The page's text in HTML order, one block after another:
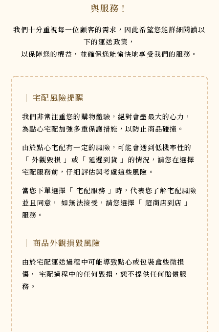
與服務！
我們十分重視每一位顧客的需求，因此希望您能詳細閱讀以
下的運送政策，
以保障您的權益，並確保您能愉快地享受我們的服務。
｜ 宅配風險提醒
我們非常注重您的購物體驗，絕對會盡最大的心力，
為點心宅配加強多重保護措施，以防止商品碰撞。
由於點心宅配有一定的風險，可能會遇到低機率性的
「 外觀毀損 」或「 延遲到貨 」的情況，請您在選擇
宅配服務前，仔細評估與考慮這些風險。
當您下單選擇「 宅配服務 」時，代表您了解宅配風險
並且同意，
如無法接受，請您選擇「 超商店到店 」
服務。
｜ 商品外觀損毀風險
由於宅配運送過程中可能導致點心或包裝盒些微損
傷，
宅配過程中的任何毀損，恕不提供任何賠償服
務。